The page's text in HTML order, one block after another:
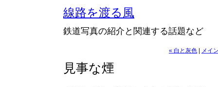
線路を渡る風
鉄道写真の紹介と関連する話題など
« 白と灰色 メイ
見事な煙